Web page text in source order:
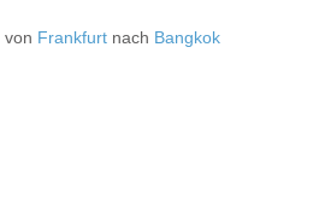
von Frankfurt nach Bangkok